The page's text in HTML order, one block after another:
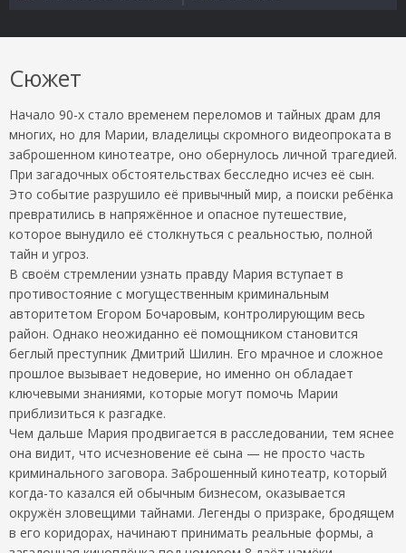
Сюжет
Начало 90-х стало временем переломов и тайных драм для
многих, но для Марии, владелицы скромного видеопроката в
заброшенном кинотеатре, оно обернулось личной трагедией.
При загадочных обстоятельствах бесследно исчез её сын.
Это событие разрушило её привычный мир, а поиски ребёнка
превратились в напряжённое и опасное путешествие,
которое вынудило её столкнуться с реальностью, полной
тайн и угроз.
В своём стремлении узнать правду Мария вступает в
противостояние с могущественным криминальным
авторитетом Егором Бочаровым, контролирующим весь
район. Однако неожиданно её помощником становится
беглый преступник Дмитрий Шилин. Его мрачное и сложное
прошлое вызывает недоверие, но именно он обладает
ключевыми знаниями, которые могут помочь Марии
приблизиться к разгадке.
Чем дальше Мария продвигается в расследовании, тем яснее
она видит, что исчезновение её сына — не просто часть
криминального заговора. Заброшенный кинотеатр, который
когда-то казался ей обычным бизнесом, оказывается
окружён зловещими тайнами. Легенды о призраке, бродящем
в его коридорах, начинают принимать реальные формы, а